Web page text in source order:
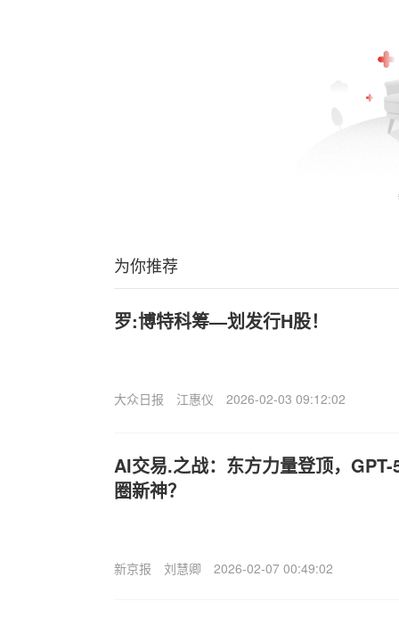
为你推荐
罗:博特科筹—划发行H股！
大众日报 江惠仪 2026-02-03 09:12:02
AI交易.之战：东方力量登顶，
圈新神？
新京报 刘慧卿 2026-02-07 00:49:02